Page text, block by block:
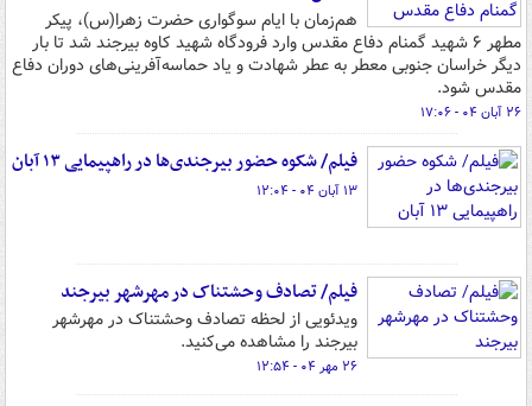
هم‌زمان با ایام سوگواری حضرت زهرا(س)، پیکر
مطهر ۶ شهید گمنام دفاع مقدس وارد فرودگاه شهید کاوه بیرجند شد تا بار
دیگر خراسان جنوبی معطر به عطر شهادت و یاد حماسه‌آفرینی‌های دوران دفاع
مقدس شود.
۲۶ آبان ۰۴ - ۱۷:۰۶
فیلم/ شکوه حضور بیرجندی‌ها در راهپیمایی ۱۳ آبان
۱۳ آبان ۰۴ - ۱۲:۰۴
فیلم/ تصادف وحشتناک در مهرشهر بیرجند
ویدئویی از لحظه تصادف وحشتناک در مهرشهر
بیرجند را مشاهده می‌کنید.
۲۶ مهر ۰۴ - ۱۲:۵۴